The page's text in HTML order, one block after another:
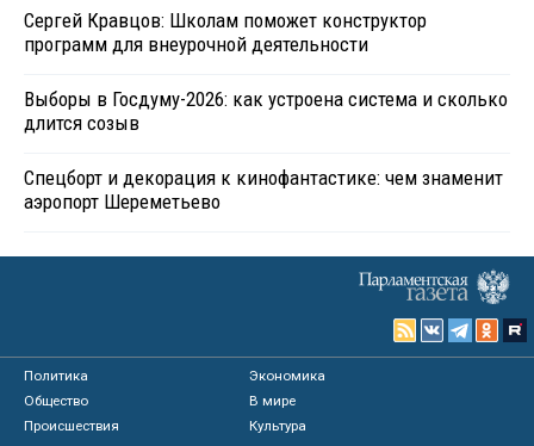
Сергей Кравцов: Школам поможет конструктор
программ для внеурочной деятельности
Выборы в Госдуму-2026: как устроена система и сколько
длится созыв
Спецборт и декорация к кинофантастике: чем знаменит
аэропорт Шереметьево
Политика
Экономика
Общество
В мире
Происшествия
Культура